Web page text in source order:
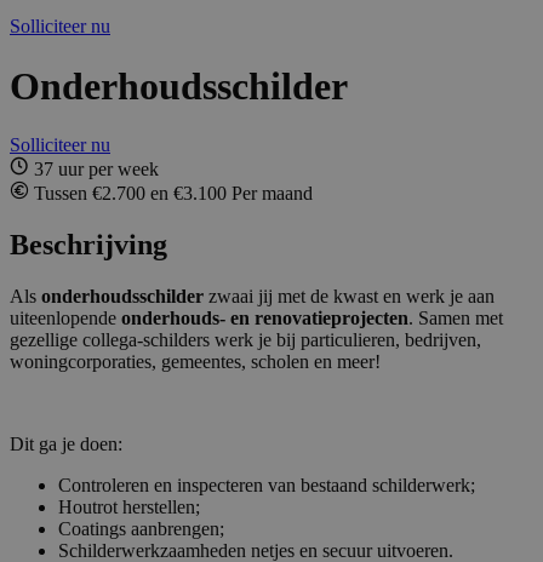
Solliciteer nu
Onderhoudsschilder
Solliciteer nu
37 uur per week
Tussen €2.700 en €3.100 Per maand
Beschrijving
Als onderhoudsschilder zwaai jij met de kwast en werk je aan
uiteenlopende onderhouds- en renovatieprojecten. Samen met
gezellige collega-schilders werk je bij particulieren, bedrijven,
woningcorporaties, gemeentes, scholen en meer!
Dit ga je doen:
Controleren en inspecteren van bestaand schilderwerk;
Houtrot herstellen;
Coatings aanbrengen;
Schilderwerkzaamheden netjes en secuur uitvoeren.